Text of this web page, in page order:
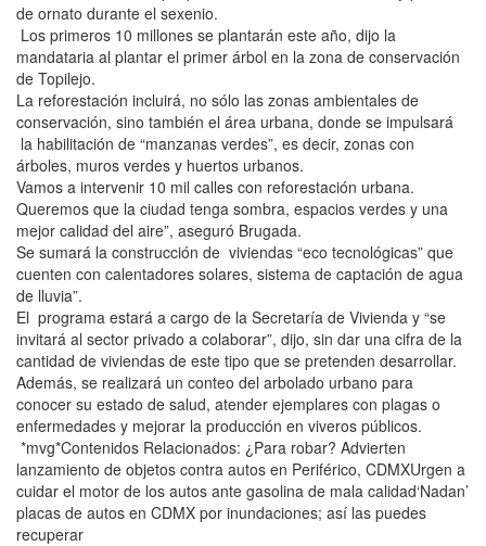
de ornato durante el sexenio.
Los primeros 10 millones se plantarán este año, dijo la
mandataria al plantar el primer árbol en la zona de conservación
de Topilejo.
La reforestación incluirá, no sólo las zonas ambientales de
conservación, sino también el área urbana, donde se impulsará
la habilitación de “manzanas verdes”, es decir, zonas con
árboles, muros verdes y huertos urbanos.
Vamos a intervenir 10 mil calles con reforestación urbana.
Queremos que la ciudad tenga sombra, espacios verdes y una
mejor calidad del aire”, aseguró Brugada.
Se sumará la construcción de viviendas “eco tecnológicas” que
cuenten con calentadores solares, sistema de captación de agua
de lluvia”.
El programa estará a cargo de la Secretaría de Vivienda y “se
invitará al sector privado a colaborar”, dijo, sin dar una cifra de la
cantidad de viviendas de este tipo que se pretenden desarrollar.
Además, se realizará un conteo del arbolado urbano para
conocer su estado de salud, atender ejemplares con plagas o
enfermedades y mejorar la producción en viveros públicos.
*mvg*Contenidos Relacionados: ¿Para robar? Advierten
lanzamiento de objetos contra autos en Periférico, CDMXUrgen a
cuidar el motor de los autos ante gasolina de mala calidad‘Nadan’
placas de autos en CDMX por inundaciones; así las puedes
recuperar